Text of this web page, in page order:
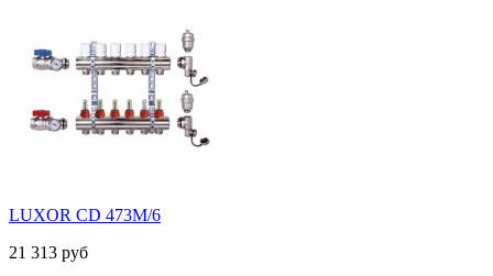
LUXOR CD 473M/6
21 313 руб